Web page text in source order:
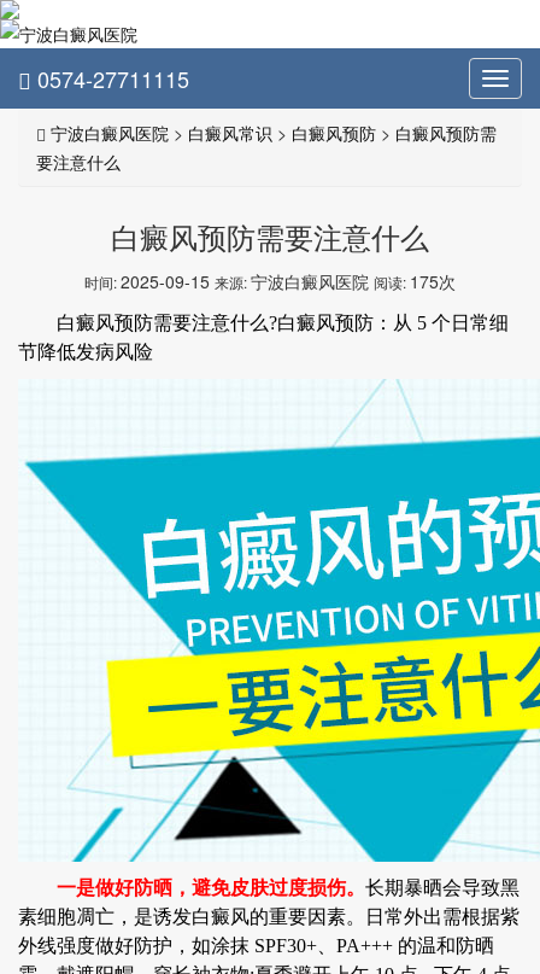
0574-27711115
宁波白癜风医院 > 白癜风常识 > 白癜风预防 > 白癜风预防需
要注意什么
白癜风预防需要注意什么
时间:2025-09-15 来源:宁波白癜风医院 阅读: 175次
白癜风预防需要注意什么?白癜风预防：从 5 个日常细
节降低发病风险
一是做好防晒，避免皮肤过度损伤。 长期暴晒会导致黑
素细胞凋亡，是诱发白癜风的重要因素。日常外出需根据紫
外线强度做好防护，如涂抹 SPF30+、PA+++ 的温和防晒